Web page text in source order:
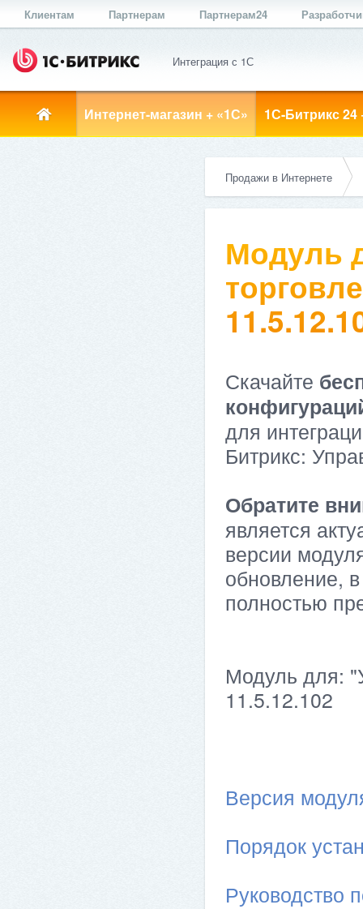
Клиентам Партнерам Партнерам24
Интеграция с 1С
Интернет-магазин + «1С» 1С-Битрикс 24
Продажи в Интернете
Модуль
Скачайте
для
Битрикс:
Обратите
является
версии
обновление,
полностью
Модуль для:
11.5.12.102
Версия
Порядок
Руководство